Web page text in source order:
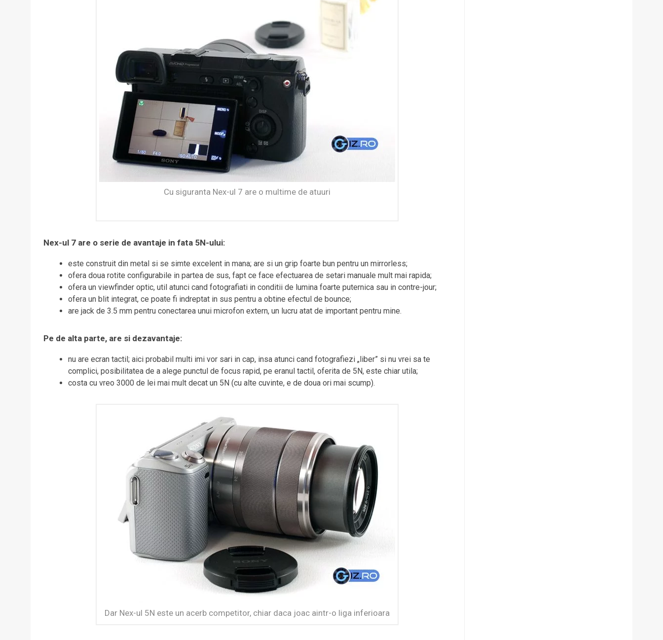
Cu siguranta Nex-ul 7 are o multime de atuuri
Nex-ul 7 are o serie de avantaje in fata 5N-ului:
este construit din metal si se simte excelent in mana; are si un grip foarte bun pentru un mirrorless;
ofera doua rotite configurabile in partea de sus, fapt ce face efectuarea de setari manuale mult mai rapida;
ofera un viewfinder optic, util atunci cand fotografiati in conditii de lumina foarte puternica sau in contre-jour;
ofera un blit integrat, ce poate fi indreptat in sus pentru a obtine efectul de bounce;
are jack de 3.5 mm pentru conectarea unui microfon extern, un lucru atat de important pentru mine.
Pe de alta parte, are si dezavantaje:
nu are ecran tactil; aici probabil multi imi vor sari in cap, insa atunci cand fotografiezi „liber” si nu vrei sa te
complici, posibilitatea de a alege punctul de focus rapid, pe eranul tactil, oferita de 5N, este chiar utila;
costa cu vreo 3000 de lei mai mult decat un 5N (cu alte cuvinte, e de doua ori mai scump).
Dar Nex-ul 5N este un acerb competitor, chiar daca joac aintr-o liga inferioara